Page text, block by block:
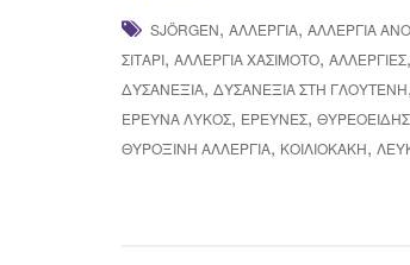
SJÖRGEN, ΑΛΛΕΡΓΊΑ, ΑΛΛΕΡΓΊΑ
ΣΙΤΑΡΙ, ΑΛΛΕΡΓΊΑ ΧΑΣΙΜΌΤΟ, ΑΛΛΕΡΓΊΕΣ,
ΔΥΣΑΝΕΞΊΑ, ΔΥΣΑΝΕΞΊΑ ΣΤΗ ΓΛΟΥΤΈΝΗ,
ΈΡΕΥΝΑ ΛΎΚΟΣ, ΈΡΕΥΝΕΣ,
ΘΥΡΟΞΙΝΗ ΑΛΛΕΡΓΙΑ, ΚΟΙΛΙΟΚΆΚΗ,